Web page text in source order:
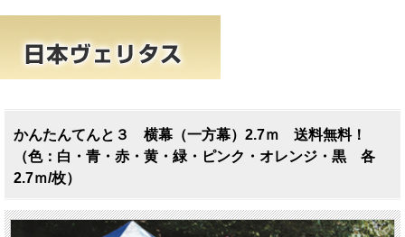
かんたんてんと３ 横幕（一方幕）2.7ｍ 送料無料！
（色：白・青・赤・黄・緑・ピンク・オレンジ・黒 各
2.7ｍ/枚）